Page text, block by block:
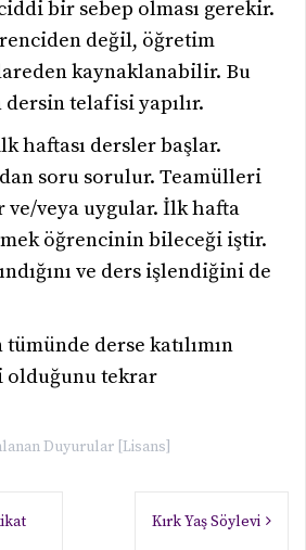
bir sebep olması gerekir.
değil, öğretim
kaynaklanabilir. Bu
telafisi yapılır.
haftası dersler başlar.
soru sorulur. Teamülleri
ve/veya uygular. İlk hafta
öğrencinin bileceği iştir.
ve ders işlendiğini de
derse katılımın
olduğunu tekrar
Duyurular [Lisans]
Kırk Yaş Söylevi